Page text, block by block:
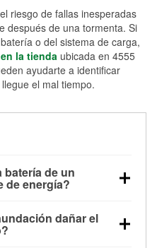
riesgo de fallas inesperadas
después de una tormenta. Si
o del sistema de carga,
la tienda ubicada en 4555
ayudarte a identificar
el mal tiempo.
batería de un
de energía?
durante un tiempo
sin conducir el vehículo
dañar el